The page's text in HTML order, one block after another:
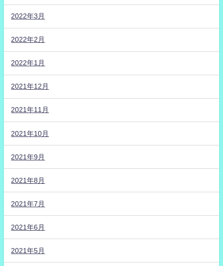
2022年3月
2022年2月
2022年1月
2021年12月
2021年11月
2021年10月
2021年9月
2021年8月
2021年7月
2021年6月
2021年5月